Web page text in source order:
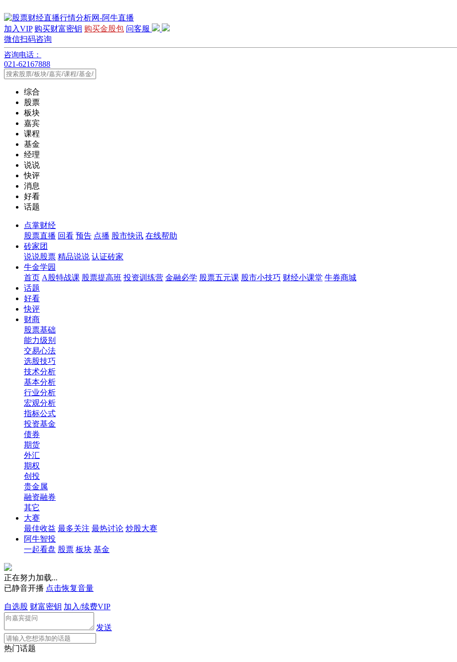
加入VIP 购买财富密钥 购买金股包 问客服
微信扫码咨询
咨询电话：
021-62167888
综合
股票
板块
嘉宾
课程
基金
经理
说说
快评
消息
好看
话题
点掌财经
股票直播 回看 预告 点播 股市快讯 在线帮助
砖家团
说说股票 精品说说 认证砖家
牛金学园
首页 A股特战课 股票提高班 投资训练营 金融必学 股票五元课 股市小技巧 财经小课堂 牛券商城
话题
好看
快评
财商
股票基础
能力级别
交易心法
选股技巧
技术分析
基本分析
行业分析
宏观分析
指标公式
投资基金
债券
期货
外汇
期权
创投
贵金属
融资融券
其它
大赛
最佳收益 最多关注 最热讨论 炒股大赛
阿牛智投
一起看盘 股票 板块 基金
正在努力加载...
已静音开播 点击恢复音量
自选股 财富密钥 加入/续费VIP
发送
热门话题